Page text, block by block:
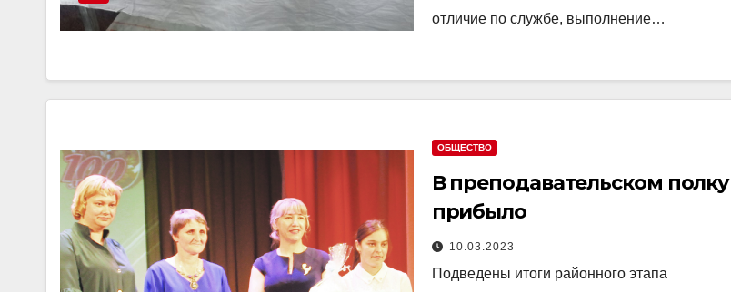
отличие по службе, выполнение…
ОБЩЕСТВО
В преподавательском полку
прибыло
10.03.2023
Подведены итоги районного этапа